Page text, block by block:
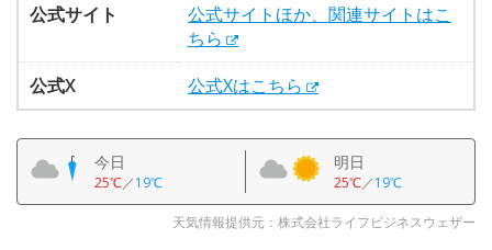
公式サイト
公式サイトほか、関連サイトはこ
ちら
公式X
公式Xはこちら
今日
25℃／19℃
明日
25℃／19℃
天気情報提供元：株式会社ライフビジネスウェザー